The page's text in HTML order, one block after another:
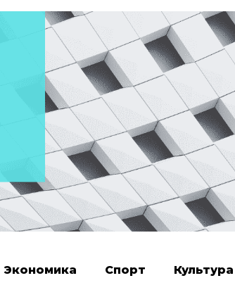
Экономика Спорт Культура